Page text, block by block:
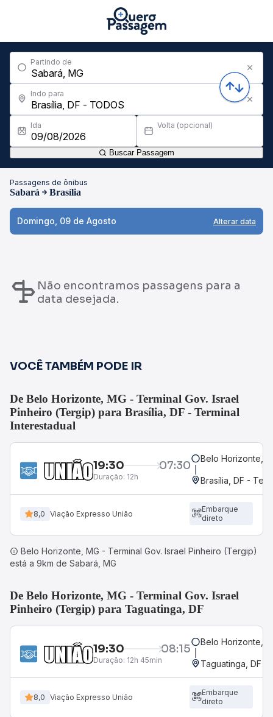
Partindo de
Indo para
Ida Volta (opcional)
Buscar Passagem
Passagens de ônibus
Sabará Brasília
Domingo, 09 de Agosto Alterar data
Não encontramos passagens para a
data desejada.
VOCÊ TAMBÉM PODE IR
De Belo Horizonte, MG - Terminal Gov. Israel
Pinheiro (Tergip) para Brasília, DF - Terminal
Interestadual
19:30 07:30
Duração: 12h
Belo Horizonte,
Brasília, DF -
8,0 Viação Expresso União
Embarque
direto
Belo Horizonte, MG - Terminal Gov. Israel Pinheiro (Tergip)
está a 9km de Sabará, MG
De Belo Horizonte, MG - Terminal Gov. Israel
Pinheiro (Tergip) para Taguatinga, DF
19:30 08:15
Duração: 12h 45min
Belo Horizonte,
Taguatinga, DF
8,0 Viação Expresso União
Embarque
direto